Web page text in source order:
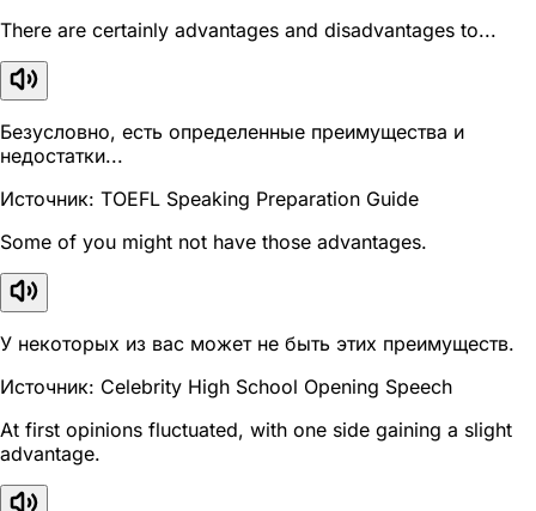
There are certainly advantages and disadvantages to...
Безусловно, есть определенные преимущества и
недостатки...
Источник: TOEFL Speaking Preparation Guide
Some of you might not have those advantages.
У некоторых из вас может не быть этих преимуществ.
Источник: Celebrity High School Opening Speech
At first opinions fluctuated, with one side gaining a slight
advantage.